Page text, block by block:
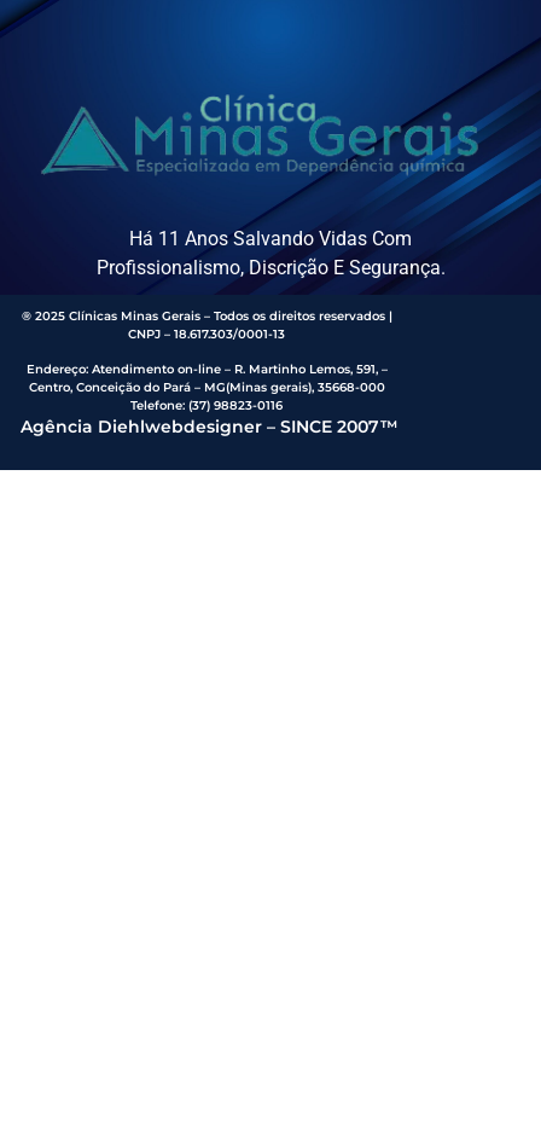
Há 11 Anos Salvando Vidas Com
Profissionalismo, Discrição E Segurança.
® 2025 Clínicas Minas Gerais – Todos os direitos reservados |
CNPJ – 18.617.303/0001-13
Endereço: Atendimento on-line – R. Martinho Lemos, 591, –
Centro, Conceição do Pará – MG(Minas gerais), 35668-000
Telefone:(37) 98823-0116
Agência Diehlwebdesigner – SINCE 2007™